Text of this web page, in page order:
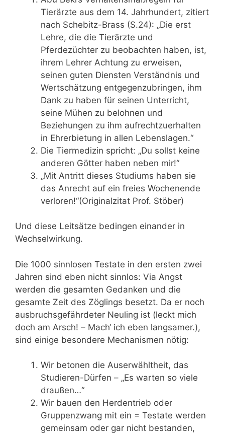
Tierärzte aus dem 14. Jahrhundert, zitiert
nach Schebitz-Brass (S.24): „Die erst
Lehre, die die Tierärzte und
Pferdezüchter zu beobachten haben, ist,
ihrem Lehrer Achtung zu erweisen,
seinen guten Diensten Verständnis und
Wertschätzung entgegenzubringen, ihm
Dank zu haben für seinen Unterricht,
seine Mühen zu belohnen und
Beziehungen zu ihm aufrechtzuerhalten
in Ehrerbietung in allen Lebenslagen.“
Die Tiermedizin spricht: „Du sollst keine
anderen Götter haben neben mir!“
„Mit Antritt dieses Studiums haben sie
das Anrecht auf ein freies Wochenende
verloren!“(Originalzitat Prof. Stöber)
Und diese Leitsätze bedingen einander in
Wechselwirkung.
Die 1000 sinnlosen Testate in den ersten zwei
Jahren sind eben nicht sinnlos: Via Angst
werden die gesamten Gedanken und die
gesamte Zeit des Zöglings besetzt. Da er noch
ausbruchsgefährdeter Neuling ist (leckt mich
doch am Arsch! – Mach‘ ich eben langsamer.),
sind einige besondere Mechanismen nötig:
Wir betonen die Auserwähltheit, das
Studieren-Dürfen – „Es warten so viele
draußen…“
Wir bauen den Herdentrieb oder
Gruppenzwang mit ein = Testate werden
gemeinsam oder gar nicht bestanden,